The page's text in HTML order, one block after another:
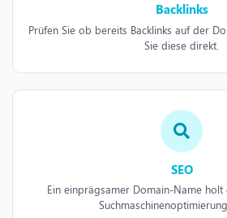
Backlinks
Prüfen Sie ob bereits Backlinks auf der
Sie diese direkt.
SEO
Ein einprägsamer Domain-Name holt